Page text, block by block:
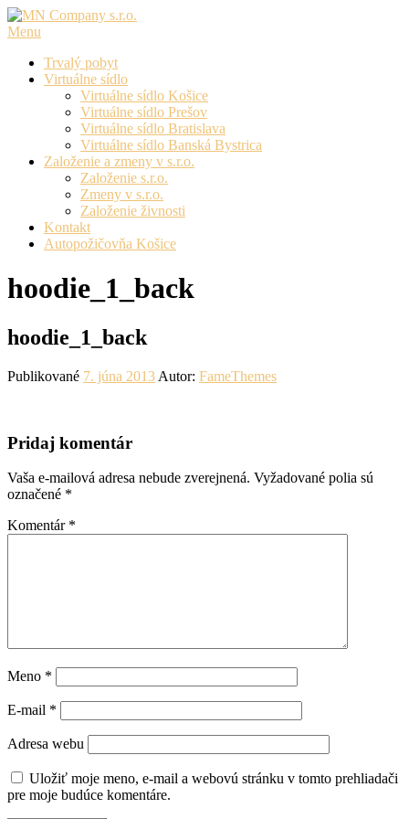
Prejsť
na
Menu
Trvalý pobyt
Virtuálne sídlo
Virtuálne sídlo Košice
Virtuálne sídlo Prešov
Virtuálne sídlo Bratislava
Virtuálne sídlo Banská Bystrica
Založenie a zmeny v s.r.o.
Založenie s.r.o.
Zmeny v s.r.o.
Založenie živnosti
Kontakt
Autopožičovňa Košice
hoodie_1_back
hoodie_1_back
Publikované 7. júna 2013 Autor: FameThemes
Pridaj komentár
Vaša e-mailová adresa nebude zverejnená. Vyžadované polia sú
označené *
Komentár *
Meno *
E-mail *
Adresa webu
Uložiť moje meno, e-mail a webovú stránku v tomto prehliadači
pre moje budúce komentáre.